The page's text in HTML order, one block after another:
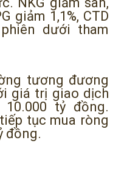
giảm 1,1%, CTD
dưới tham
tương đương
giá trị giao dịch
tỷ đồng.
tục mua ròng
đồng.